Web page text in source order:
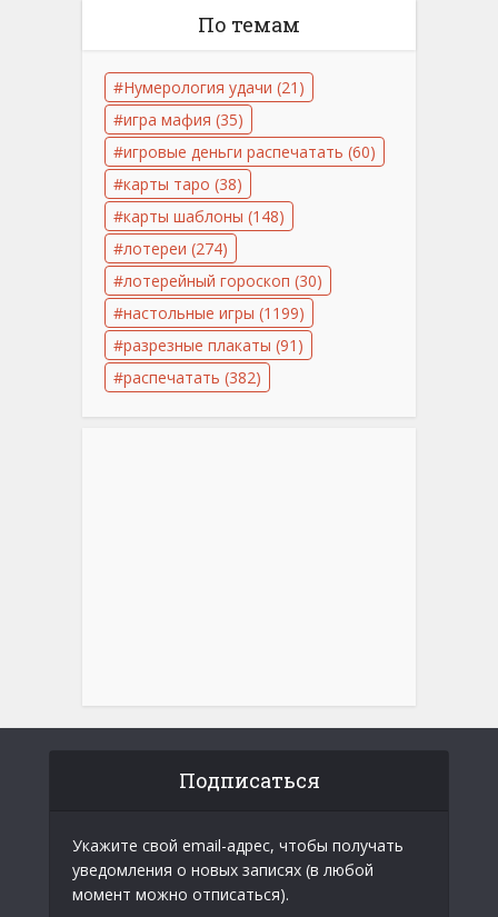
По темам
Нумерология удачи (21)
игра мафия (35)
игровые деньги распечатать (60)
карты таро (38)
карты шаблоны (148)
лотереи (274)
лотерейный гороскоп (30)
настольные игры (1199)
разрезные плакаты (91)
распечатать (382)
Подписаться
Укажите свой email-адрес, чтобы получать
уведомления о новых записях (в любой
момент можно отписаться).